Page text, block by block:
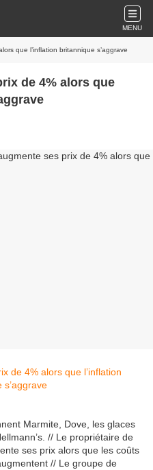
MENU
que l’inflation britannique s’aggrave
de 4% alors que
Marmite, Dove, les glaces
// Le propriétaire de
ses prix alors que les coûts
// Le groupe de